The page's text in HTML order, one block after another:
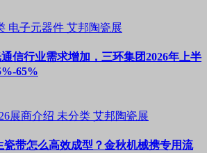
电子元器件 艾邦陶瓷展
信行业需求增加，三环集团2026年上半
65%
展商介绍 未分类 艾邦陶瓷展
瓷带怎么高效成型？金秋机械携专用流